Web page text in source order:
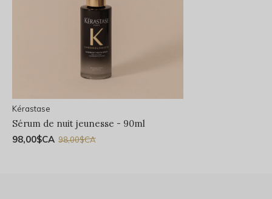
Kérastase
Sérum de nuit jeunesse - 90ml
98,00$CA 98,00$CA